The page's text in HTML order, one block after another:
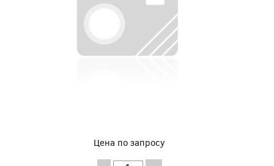
Цена по запросу